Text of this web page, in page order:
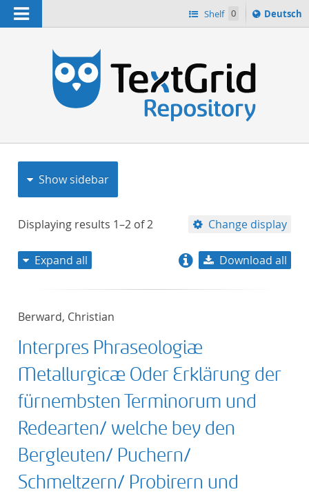
Navigation Shelf 0
Sprache
ï¿½ndern
Deutsch
Show sidebar
Displaying results 1–2 of2 Change display
format ascending
format
Expand all Download all
Berward, Christian
Interpres Phraseologiæ
Metallurgicæ Oder Erklärung der
fürnembsten Terminorum und
Redearten/ welche bey den
Bergleuten/ Puchern/
Schmeltzern/ Probirern und